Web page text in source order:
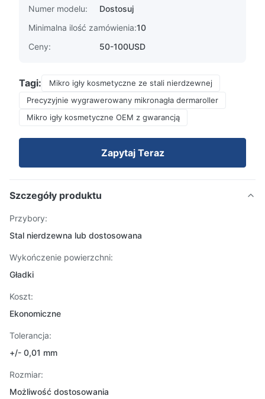
Numer modelu:
Dostosuj
Minimalna ilość zamówienia:10
Ceny:
50-100USD
Tagi:
Mikro igły kosmetyczne ze stali nierdzewnej
Precyzyjnie wygrawerowany mikronagła dermaroller
Mikro igły kosmetyczne OEM z gwarancją
Zapytaj Teraz
Szczegóły produktu
Przybory:
Stal nierdzewna lub dostosowana
Wykończenie powierzchni:
Gładki
Koszt:
Ekonomiczne
Tolerancja:
+/- 0,01 mm
Rozmiar:
Możliwość dostosowania